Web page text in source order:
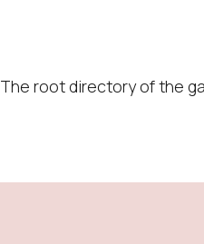
The root directory of the